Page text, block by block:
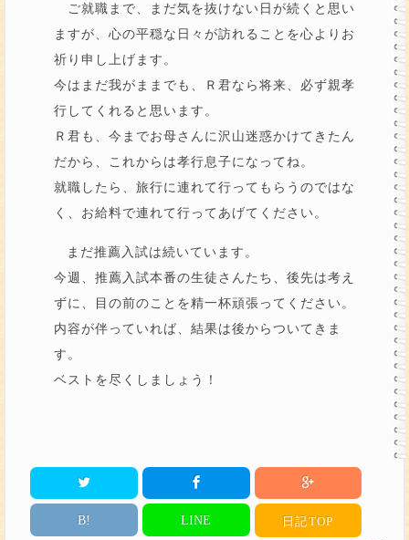
ご就職まで、まだ気を抜けない日が続くと思い
ますが、心の平穏な日々が訪れることを心よりお
祈り申し上げます。
今はまだ我がままでも、Ｒ君なら将来、必ず親孝
行してくれると思います。
Ｒ君も、今までお母さんに沢山迷惑かけてきたん
だから、これからは孝行息子になってね。
就職したら、旅行に連れて行ってもらうのではな
く、お給料で連れて行ってあげてください。
まだ推薦入試は続いています。
今週、推薦入試本番の生徒さんたち、後先は考え
ずに、目の前のことを精一杯頑張ってください。
内容が伴っていれば、結果は後からついてきま
す。
ベストを尽くしましょう！
B! LINE 日記TOP